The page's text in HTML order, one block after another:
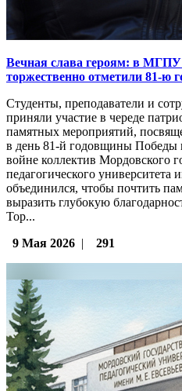
Вечная слава героям: в
торжественно отметили 81-ю
Студенты, преподаватели и
приняли участие в череде
памятных мероприятий,
в день 81-й годовщины Победы
войне коллектив Мордовского
педагогического
объединился, чтобы почтить
выразить глубокую
Тор...
9 Мая 2026 | 291